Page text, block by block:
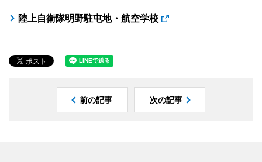
陸上自衛隊明野駐屯地・航空学校
前の記事 次の記事